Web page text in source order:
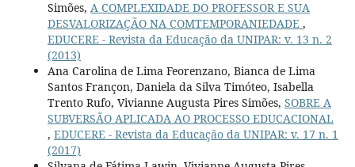
Simões, A COMPLEXIDADE DO PROFESSOR E SUA
DESVALORIZAÇÃO NA COMTEMPORANIEDADE ,
EDUCERE - Revista da Educação da UNIPAR: v. 13 n. 2
(2013)
Ana Carolina de Lima Feorenzano, Bianca de Lima
Santos Françon, Daniela da Silva Timóteo, Isabella
Trento Rufo, Vivianne Augusta Pires Simões, SOBRE A
SUBVERSÃO APLICADA AO PROCESSO EDUCACIONAL
, EDUCERE - Revista da Educação da UNIPAR: v. 17 n. 1
(2017)